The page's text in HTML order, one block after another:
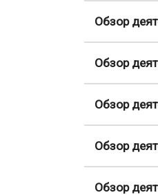
Обзор
Обзор
Обзор
Обзор
Обзор